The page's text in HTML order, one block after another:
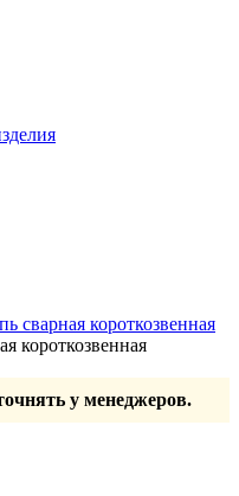
сварная короткозвенная
короткозвенная
у менеджеров.